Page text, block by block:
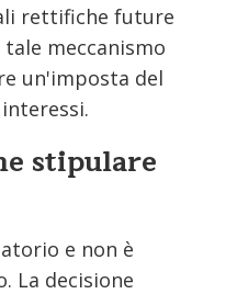
rettifiche future
meccanismo
un'imposta del
stipulare
e non è
La decisione